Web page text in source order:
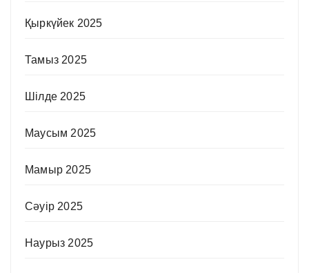
Қыркүйек 2025
Тамыз 2025
Шілде 2025
Маусым 2025
Мамыр 2025
Сәуір 2025
Наурыз 2025